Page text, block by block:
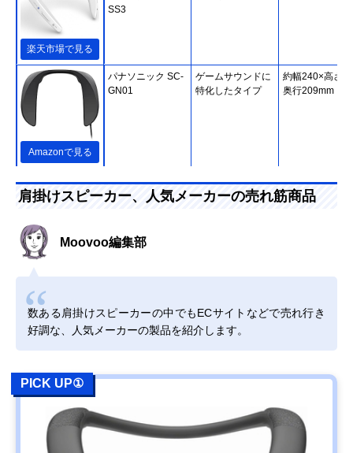
楽天市場で見る
SS3
Amazonで見る
パナソニック SC-
GN01
ゲームサウンドに
特化したタイプ
約幅240×高さ
奥行209mm
Amazonで見る
AQUOSサウンド
パートナー AN-
る重低音を楽しめ
行181mm（本
体）
伝送技術による安
奥行205mm
Amazonで見る
Amazonで見る
WN10
2つの機器に同時
接続可能、切り換
えもらくらく
幅189×高さ36×
行183mm
肩掛けスピーカー、人気メーカーの売れ筋商品
Moovoo編集部
数ある肩掛けスピーカーの中でもECサイトなどで売れ行き
好調な、人気メーカーの製品を紹介します。
PICK UP①